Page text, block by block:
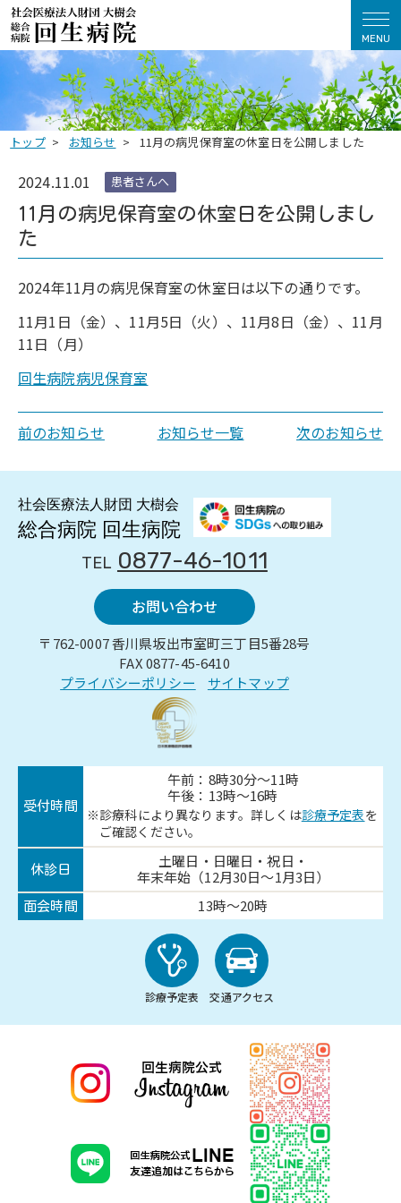
MENU
トップ お知らせ 11月の病児保育室の休室日を公開しました
2024.11.01 患者さんへ
11月の病児保育室の休室日を公開しまし
た
2024年11月の病児保育室の休室日は以下の通りです。
11月1日（金）、11月5日（火）、11月8日（金）、11月
11日（月）
回生病院病児保育室
前のお知らせ お知らせ一覧 次のお知らせ
TEL 0877-46-1011
お問い合わせ
〒762-0007 香川県坂出市室町三丁目5番28号
FAX 0877-45-6410
プライバシーポリシー
サイトマップ
受付時間
午前：8時30分～11時
午後：13時～16時
診療科により異なります。詳しくは診療予定表を
ご確認ください。
休診日
土曜日・日曜日・祝日・
年末年始（12月30日～1月3日）
面会時間 13時～20時
診療予定表 交通アクセス